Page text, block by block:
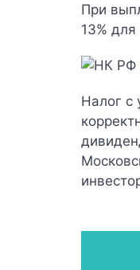
При
13%
Налог с